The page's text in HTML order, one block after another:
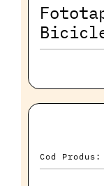
Cod Produs: